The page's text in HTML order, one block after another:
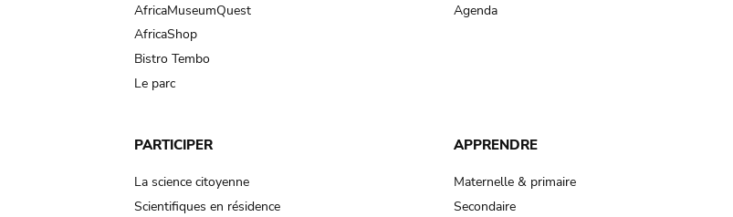
AfricaMuseumQuest
AfricaShop
Bistro Tembo
Le parc
Agenda
PARTICIPER
La science citoyenne
Scientifiques en résidence
APPRENDRE
Maternelle & primaire
Secondaire